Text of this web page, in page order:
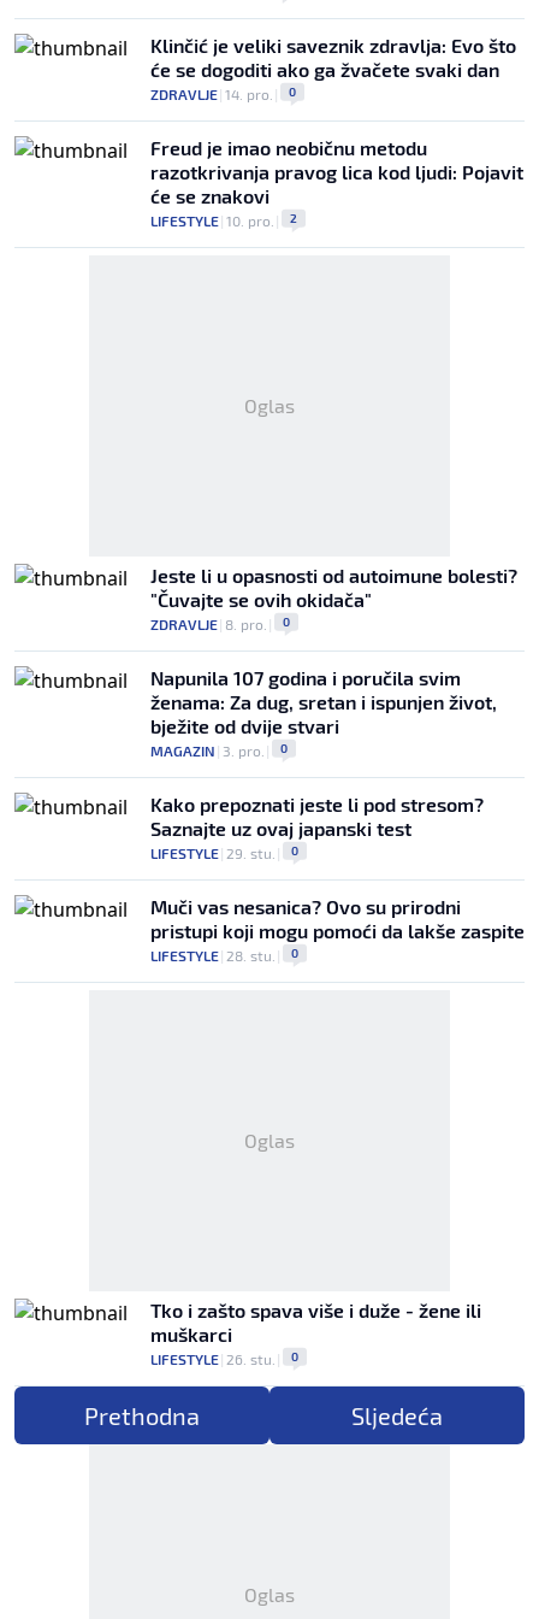
Klinčić je veliki saveznik zdravlja: Evo što
će se dogoditi ako ga žvačete svaki dan
ZDRAVLJE| 14. pro. | 0
Freud je imao neobičnu metodu
razotkrivanja pravog lica kod ljudi: Pojavit
će se znakovi
LIFESTYLE| 10. pro. | 2
Oglas
Jeste li u opasnosti od autoimune bolesti?
"Čuvajte se ovih okidača"
ZDRAVLJE| 8. pro. | 0
Napunila 107 godina i poručila svim
ženama: Za dug, sretan i ispunjen život,
bježite od dvije stvari
MAGAZIN | 3. pro. | 0
Kako prepoznati jeste li pod stresom?
Saznajte uz ovaj japanski test
LIFESTYLE| 29. stu. | 0
Muči vas nesanica? Ovo su prirodni
pristupi koji mogu pomoći da lakše zaspite
LIFESTYLE| 28. stu. | 0
Oglas
Tko i zašto spava više i duže - žene ili
muškarci
LIFESTYLE| 26. stu. | 0
Prethodna Sljedeća
Oglas